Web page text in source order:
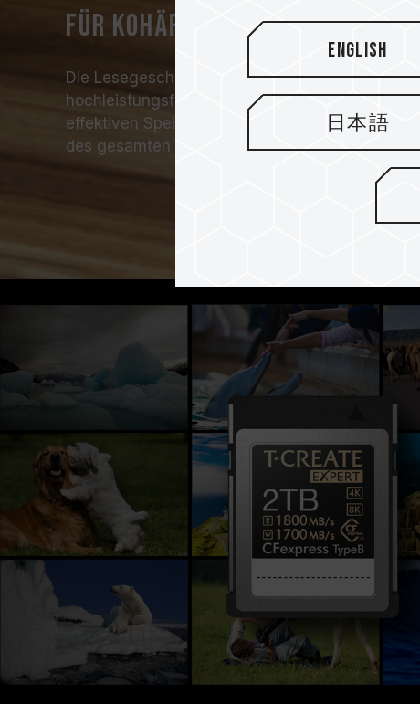
für kohärente Überprüfung
Die Lesegeschwindigkeit beträgt bis zu 1,800
hochleistungsfähigen Dateiübertragung auf
effektiven Speicherkartensicherung und einer
des gesamten wertvollen Materials führt.
English
日本語